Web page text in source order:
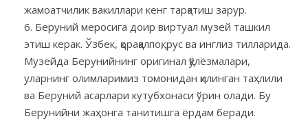
жамоатчилик вакиллари кенг тарқатиш зарур.
Беруний меросига доир виртуал музей ташкил
этиш керак. Ўзбек, қорақалпоқ, рус ва инглиз тилларида.
Музейда Берунийнинг оригинал қўлёзмалари,
уларнинг олимларимиз томонидан қилинган таҳлили
ва Беруний асарлари кутубхонаси ўрин олади. Бу
Берунийни жаҳонга танитишга ёрдам беради.